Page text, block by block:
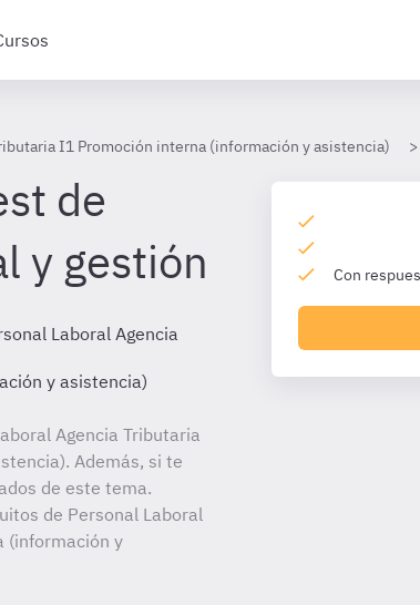
I1 Promoción interna (información y asistencia)
de
y gestión
Laboral Agencia
y asistencia)
Agencia Tributaria
Además, si te
de este tema.
de Personal Laboral
(información y
Con